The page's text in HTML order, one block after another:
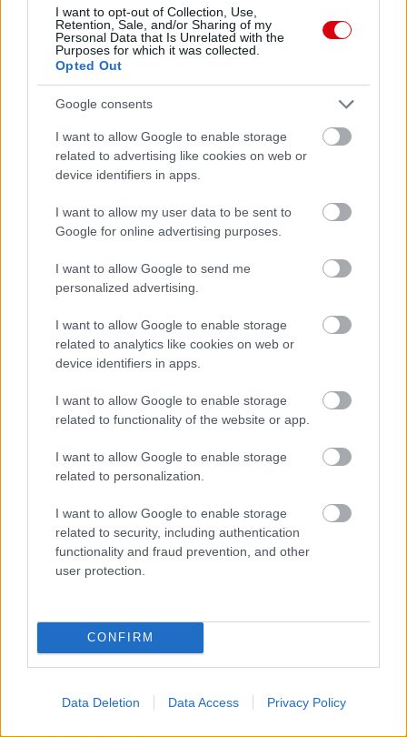
I want to opt-out of Collection, Use,
Retention, Sale, and/or Sharing of my
Personal Data that Is Unrelated with the
Purposes for which it was collected.
Opted Out
Google consents
I want to allow Google to enable storage
related to advertising like cookies on web or
device identifiers in apps.
I want to allow my user data to be sent to
Google for online advertising purposes.
I want to allow Google to send me
personalized advertising.
I want to allow Google to enable storage
related to analytics like cookies on web or
device identifiers in apps.
I want to allow Google to enable storage
related to functionality of the website or app.
I want to allow Google to enable storage
related to personalization.
I want to allow Google to enable storage
related to security, including authentication
functionality and fraud prevention, and other
user protection.
CONFIRM
Data Deletion Data Access Privacy Policy
Támogasd adományoddal
a ManUtdFanatics.hu működését!
Kapcsolódó hírek
PHIL JONES
NAK
PHIL JONES NYÍLT LEVELE A
UNITED SZURKOLÓKNAK
UNITEDTŐL